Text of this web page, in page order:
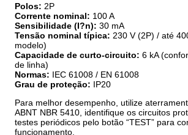
Polos: 2P
Corrente nominal: 100 A
Sensibilidade (I?n): 30 mA
Tensão nominal típica: 230 V (2P) / até
modelo)
Capacidade de curto-circuito: 6 kA
de linha)
Normas: IEC 61008 / EN 61008
Grau de proteção: IP20
Para melhor desempenho, utilize
ABNT NBR 5410, identifique os circuitos
testes periódicos pelo botão “TEST” para
funcionamento.